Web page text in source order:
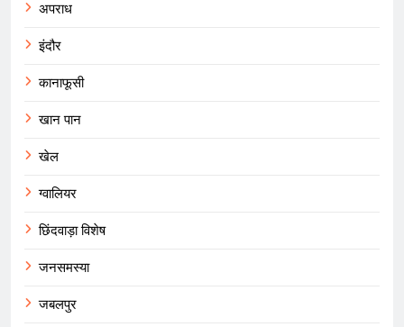
अपराध
इंदौर
कानाफूसी
खान पान
खेल
ग्वालियर
छिंदवाड़ा विशेष
जनसमस्या
जबलपुर